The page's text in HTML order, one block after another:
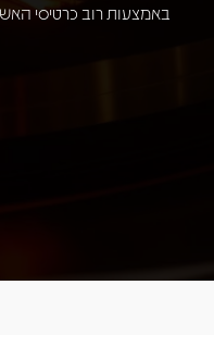
באמצעות רוב כרטיסי